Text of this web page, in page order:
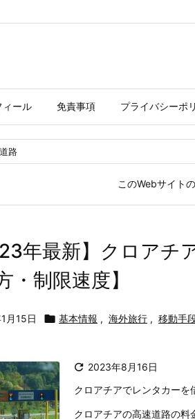
ィール 免責事項 プライバシーポ
路
このWebサイト
年最新】クロアチ
・制限速度】
月15日  基本情報 , 海外旅行 , 移動手
 2023年8月16日
クロアチアでレンタカー
クロアチアの高速道路の料